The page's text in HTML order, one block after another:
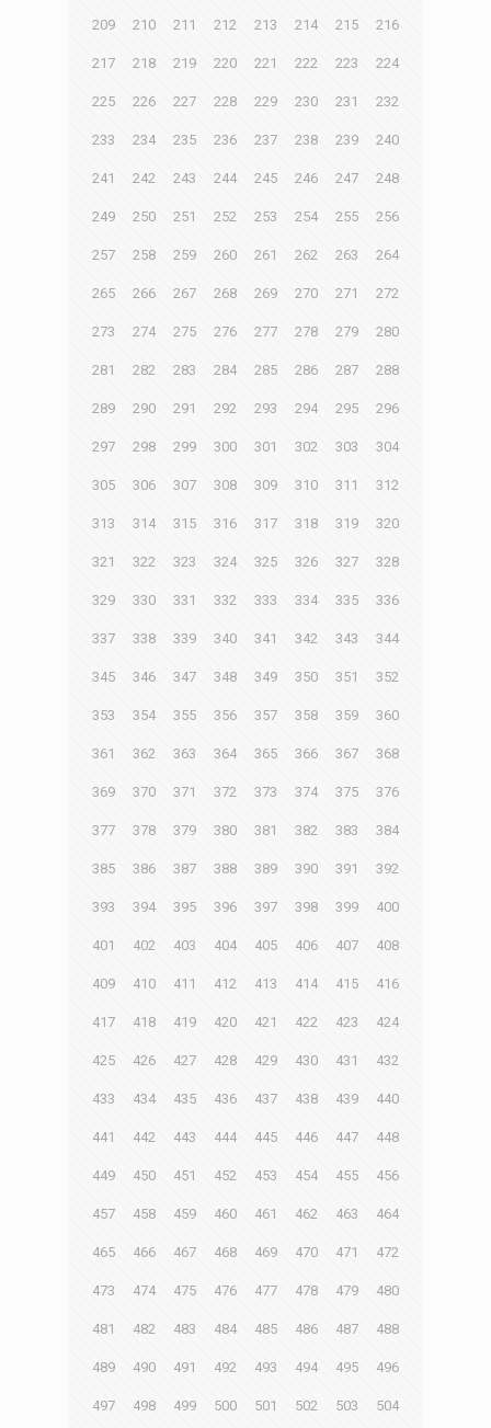
209 210 211 212 213 214 215 216
217 218 219 220 221 222 223 224
225 226 227 228 229 230 231 232
233 234 235 236 237 238 239 240
241 242 243 244 245 246 247 248
249 250 251 252 253 254 255 256
257 258 259 260 261 262 263 264
265 266 267 268 269 270 271 272
273 274 275 276 277 278 279 280
281 282 283 284 285 286 287 288
289 290 291 292 293 294 295 296
297 298 299 300 301 302 303 304
305 306 307 308 309 310 311 312
313 314 315 316 317 318 319 320
321 322 323 324 325 326 327 328
329 330 331 332 333 334 335 336
337 338 339 340 341 342 343 344
345 346 347 348 349 350 351 352
353 354 355 356 357 358 359 360
361 362 363 364 365 366 367 368
369 370 371 372 373 374 375 376
377 378 379 380 381 382 383 384
385 386 387 388 389 390 391 392
393 394 395 396 397 398 399 400
401 402 403 404 405 406 407 408
409 410 411 412 413 414 415 416
417 418 419 420 421 422 423 424
425 426 427 428 429 430 431 432
433 434 435 436 437 438 439 440
441 442 443 444 445 446 447 448
449 450 451 452 453 454 455 456
457 458 459 460 461 462 463 464
465 466 467 468 469 470 471 472
473 474 475 476 477 478 479 480
481 482 483 484 485 486 487 488
489 490 491 492 493 494 495 496
497 498 499 500 501 502 503 504